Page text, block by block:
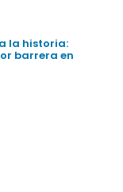
la historia:
barrera en